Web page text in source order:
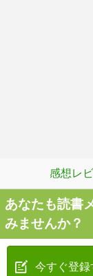
感想レ
あなたも読書
みませんか？
今すぐ登録